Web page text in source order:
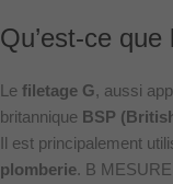
Qu’est-ce
Le filetage G, aussi
britannique BSP
Il est principalement
plomberie. B